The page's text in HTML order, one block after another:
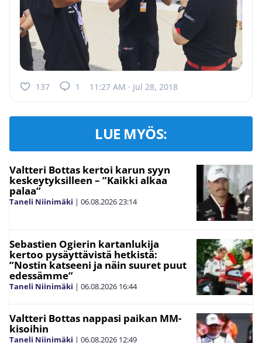
137 1 11:27 AM · Jul 28, 2018
LUE MYÖS:
Valtteri Bottas kertoi karun syyn
keskeytyksilleen – ”Kaikki alkaa
palaa”
Taneli Niinimäki | 06.08.202623:14
Sebastien Ogierin kartanlukija
kertoo pysäyttävistä hetkistä:
”Nostin katseeni ja näin suuret puut
edessämme”
Taneli Niinimäki | 06.08.2026 16:44
Valtteri Bottas nappasi paikan MM-
kisoihin
Taneli Niinimäki | 06.08.2026 12:49